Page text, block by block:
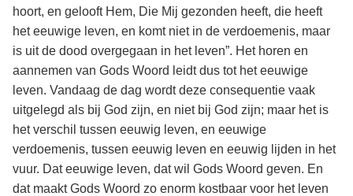
hoort, en gelooft Hem, Die Mij gezonden heeft, die heeft
het eeuwige leven, en komt niet in de verdoemenis, maar
is uit de dood overgegaan in het leven”. Het horen en
aannemen van Gods Woord leidt dus tot het eeuwige
leven. Vandaag de dag wordt deze consequentie vaak
uitgelegd als bij God zijn, en niet bij God zijn; maar het is
het verschil tussen eeuwig leven, en eeuwige
verdoemenis, tussen eeuwig leven en eeuwig lijden in het
vuur. Dat eeuwige leven, dat wil Gods Woord geven. En
dat maakt Gods Woord zo enorm kostbaar voor het leven